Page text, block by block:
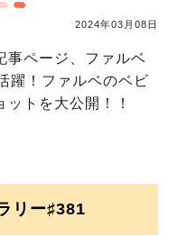
2024年03月08日
事ページ、ファルベ
躍！ ファルベのベビ
トを大公開！！
リー♯381